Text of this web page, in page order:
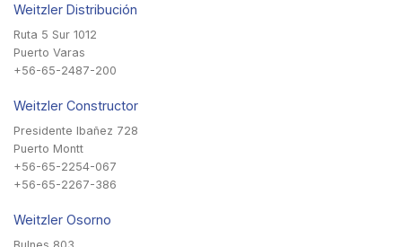
Weitzler Distribución
Ruta 5 Sur 1012
Puerto Varas
+56-65-2487-200
Weitzler Constructor
Presidente Ibañez 728
Puerto Montt
+56-65-2254-067
+56-65-2267-386
Weitzler Osorno